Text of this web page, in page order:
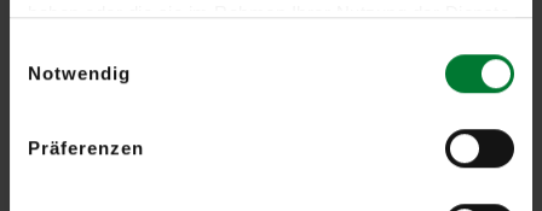
haben oder die sie im Rahmen Ihrer Nutzung der Dienste
Notwendig
Präferenzen